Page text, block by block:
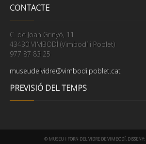
CONTACTE
C. de Joan Grinyó, 11
43430 VIMBODÍ (Vimbodí i Poblet)
977 87 83 25
museudelvidre@vimbodiipoblet.cat
PREVISIÓ DEL TEMPS
© MUSEU I FORN DEL VIDRE DE VIMBODÍ. DISSENY: